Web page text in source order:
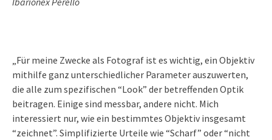
„Für meine Zwecke als Fotograf ist es wichtig, ein Objektiv
mithilfe ganz unterschiedlicher Parameter auszuwerten,
die alle zum spezifischen “Look” der betreffenden Optik
beitragen. Einige sind messbar, andere nicht. Mich
interessiert nur, wie ein bestimmtes Objektiv insgesamt
“zeichnet”. Simplifizierte Urteile wie “Scharf” oder “nicht